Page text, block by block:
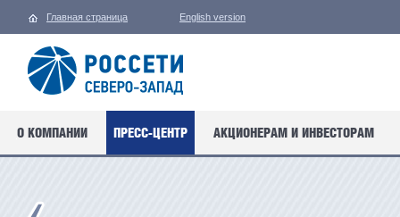
Главная страница English version
О КОМПАНИИ ПРЕСС-ЦЕНТР АКЦИОНЕРАМ И ИНВЕСТОРАМ